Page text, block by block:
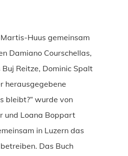
Huus gemeinsam
Damiano Courschellas,
Reitze, Dominic Spalt
herausgegebene
bleibt?“ wurde von
und Loana Boppart
in Luzern das
Das Buch